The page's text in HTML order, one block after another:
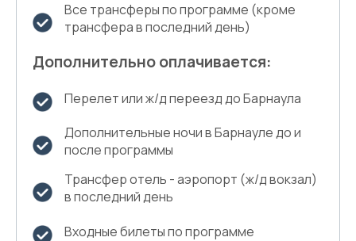
Все трансферы по программе (кроме
трансфера в последний день)
Дополнительно оплачивается:
Перелет или ж/д переезд до Барнаула
Дополнительные ночи в Барнауле до и
после программы
Трансфер отель - аэропорт (ж/д вокзал)
в последний день
Входные билеты по программе